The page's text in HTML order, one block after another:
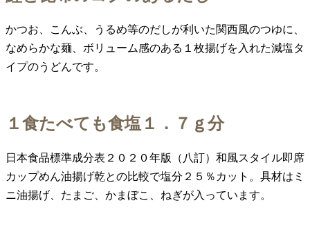
かつお、こんぶ、うるめ等のだしが利いた関西風のつゆに、
なめらかな麺、ボリューム感のある１枚揚げを入れた減塩タ
イプのうどんです。
１食たべても食塩１．７ｇ分
日本食品標準成分表２０２０年版（八訂）和風スタイル即席
カップめん油揚げ乾との比較で塩分２５％カット。具材はミ
ニ油揚げ、たまご、かまぼこ、ねぎが入っています。